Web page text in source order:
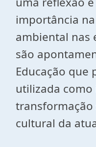
importância
ambiental nas
são
Educação que
utilizada
transformação
cultural da